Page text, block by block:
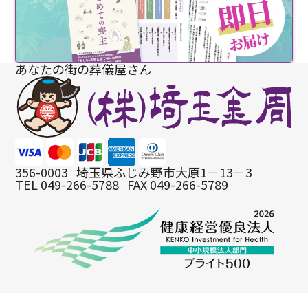
あなたの街の葬儀屋さん
356-0003 埼玉県ふじみ野市大原1－13－3
TEL 049-266-5788 FAX 049-266-5789